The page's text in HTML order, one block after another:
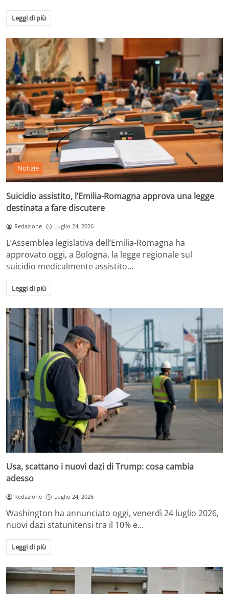
Leggi di più
Notizie
Suicidio assistito, l’Emilia-Romagna approva una legge
destinata a fare discutere
Redazione Luglio 24, 2026
L’Assemblea legislativa dell’Emilia-Romagna ha
approvato oggi, a Bologna, la legge regionale sul
suicidio medicalmente assistito…
Leggi di più
Usa, scattano i nuovi dazi di Trump: cosa cambia
adesso
Redazione Luglio 24, 2026
Washington ha annunciato oggi, venerdì 24 luglio 2026,
nuovi dazi statunitensi tra il 10% e…
Leggi di più